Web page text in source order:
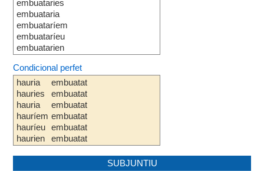
embuataries
embuataria
embuataríem
embuataríeu
embuatarien
Condicional perfet
hauria
hauries
hauria
hauríem
hauríeu
haurien
embuatat
embuatat
embuatat
embuatat
embuatat
embuatat
SUBJUNTIU